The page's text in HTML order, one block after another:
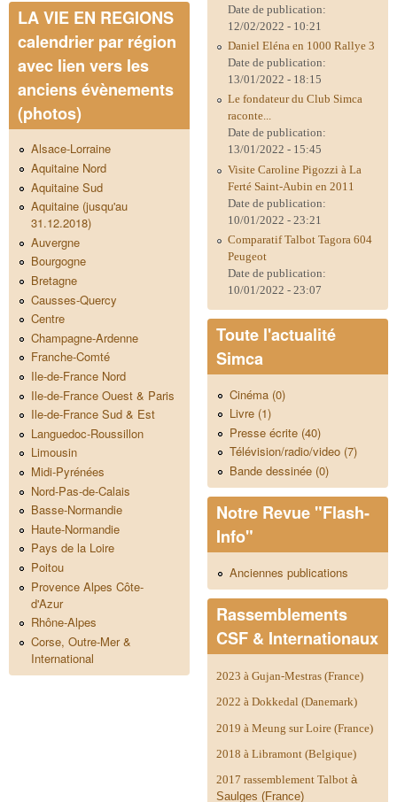
LA VIE EN REGIONS
calendrier par région
avec lien vers les
anciens évènements
(photos)
Alsace-Lorraine
Aquitaine Nord
Aquitaine Sud
Aquitaine (jusqu'au
31.12.2018)
Auvergne
Bourgogne
Bretagne
Causses-Quercy
Centre
Champagne-Ardenne
Franche-Comté
Ile-de-France Nord
Ile-de-France Ouest & Paris
Ile-de-France Sud & Est
Languedoc-Roussillon
Limousin
Midi-Pyrénées
Nord-Pas-de-Calais
Basse-Normandie
Haute-Normandie
Pays de la Loire
Poitou
Provence Alpes Côte-
d'Azur
Rhône-Alpes
Corse, Outre-Mer &
International
Date de publication:
12/02/2022 - 10:21
Daniel Eléna en 1000 Rallye 3
Date de publication:
13/01/2022 - 18:15
Le fondateur du Club Simca
raconte...
Date de publication:
13/01/2022 - 15:45
Visite Caroline Pigozzi à La
Ferté Saint-Aubin en 2011
Date de publication:
10/01/2022 - 23:21
Comparatif Talbot Tagora 604
Peugeot
Date de publication:
10/01/2022 - 23:07
Toute l'actualité
Simca
Cinéma (0)
Livre (1)
Presse écrite (40)
Télévision/radio/video (7)
Bande dessinée (0)
Notre Revue "Flash-
Info"
Anciennes publications
Rassemblements
CSF & Internationaux
2023 à Gujan-Mestras (France)
2022 à Dokkedal (Danemark)
2019 à Meung sur Loire (France)
2018 à Libramont (Belgique)
2017 rassemblement Talbot à
Saulges (France)